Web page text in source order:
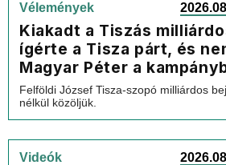
Vélemények
Kiakadt a Tiszás
ígérte a Tisza párt, és
Magyar Péter a
Felföldi József Tisza-szopó milliárdos
nélkül közöljük.
Videók